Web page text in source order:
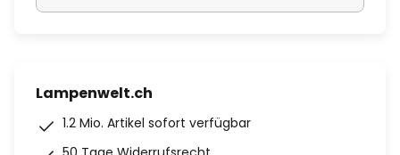
Lampenwelt.ch
1.2 Mio. Artikel sofort verfügbar